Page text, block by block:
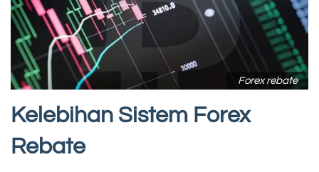
Forex rebate
Kelebihan Sistem Forex
Rebate